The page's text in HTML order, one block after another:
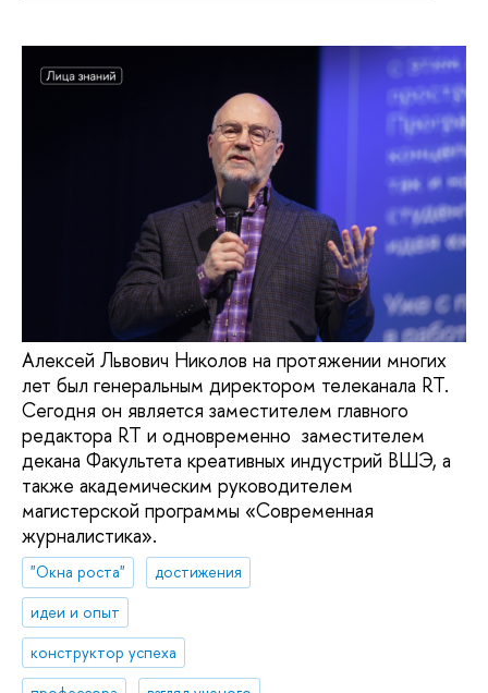
Алексей Львович Николов на протяжении многих
лет был генеральным директором телеканала RT.
Сегодня он является заместителем главного
редактора RT и одновременно заместителем
декана Факультета креативных индустрий ВШЭ, а
также академическим руководителем
магистерской программы «Современная
журналистика».
"Окна роста"
достижения
идеи и опыт
конструктор успеха